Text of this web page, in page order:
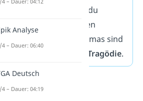
der Dramatik nennst du
Drama
. Die wichtigsten
Unterformen des Dramas sind
Tragödie.
Analyse
4 – Dauer: 06:40
Deutsch
4 – Dauer: 04:19